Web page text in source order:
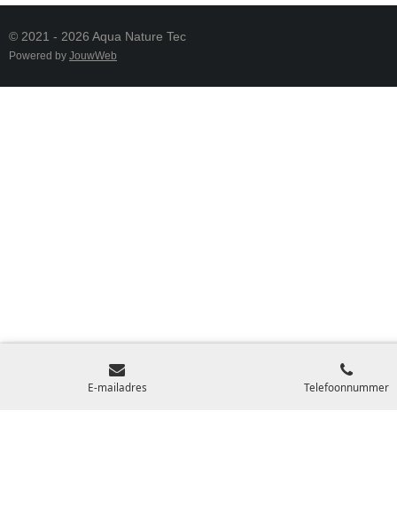
© 2021 - 2026 Aqua Nature Tec
Powered by JouwWeb
E-mailadres Telefoonnummer